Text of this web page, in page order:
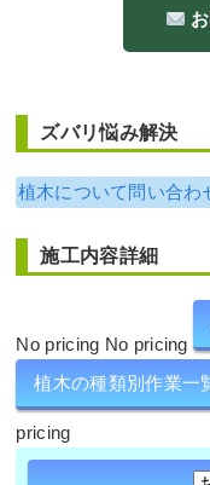
ズバリ悩み解決
植木について問い合わ
施工内容詳細
No pricing No pricing
植木の種類別作業一
pricing